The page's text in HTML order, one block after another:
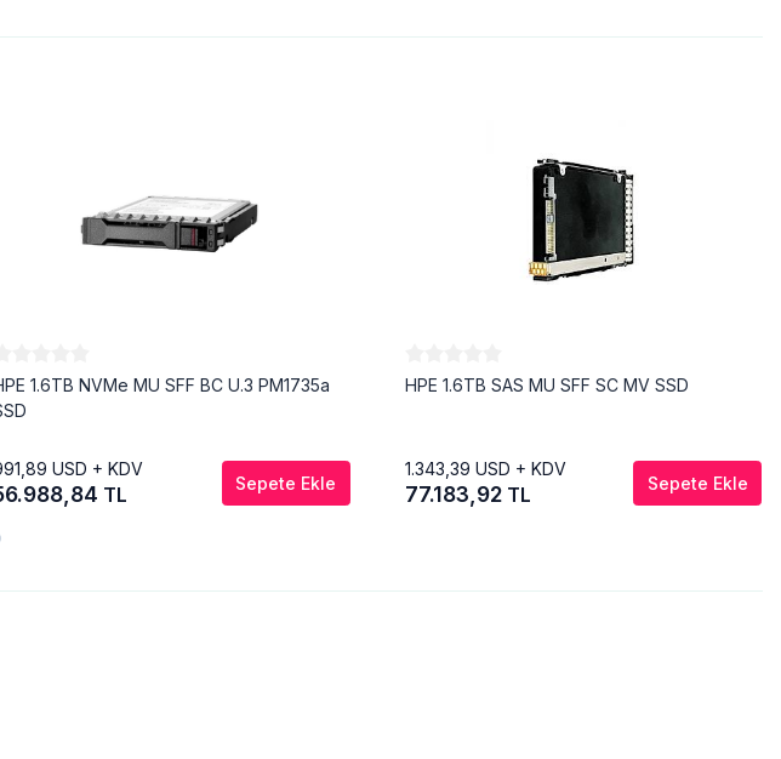
1.6TB NVMe MU SFF BC U.3 PM1735a
USD + KDV
TL Sepete Ekle
HPE 1.6TB SAS MU SFF SC MV SSD
1.343,39 USD + KDV
77.183,92 TL Sepete Ekle